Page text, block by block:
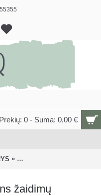
Prekių: 0 - Suma: 0,00 €
» Veiklos centrai, kilimėliai,
žaidimų